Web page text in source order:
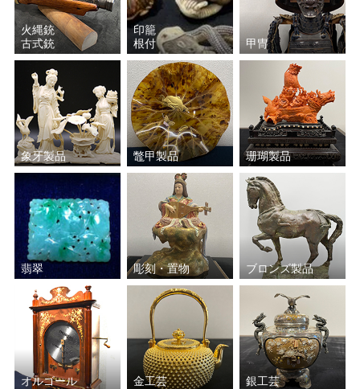
火縄銃
古式銃
印籠
根付
甲冑
象牙製品 鼈甲製品 珊瑚製品
翡翠 彫刻・置物 ブロンズ製品
オルゴール 金工芸 銀工芸